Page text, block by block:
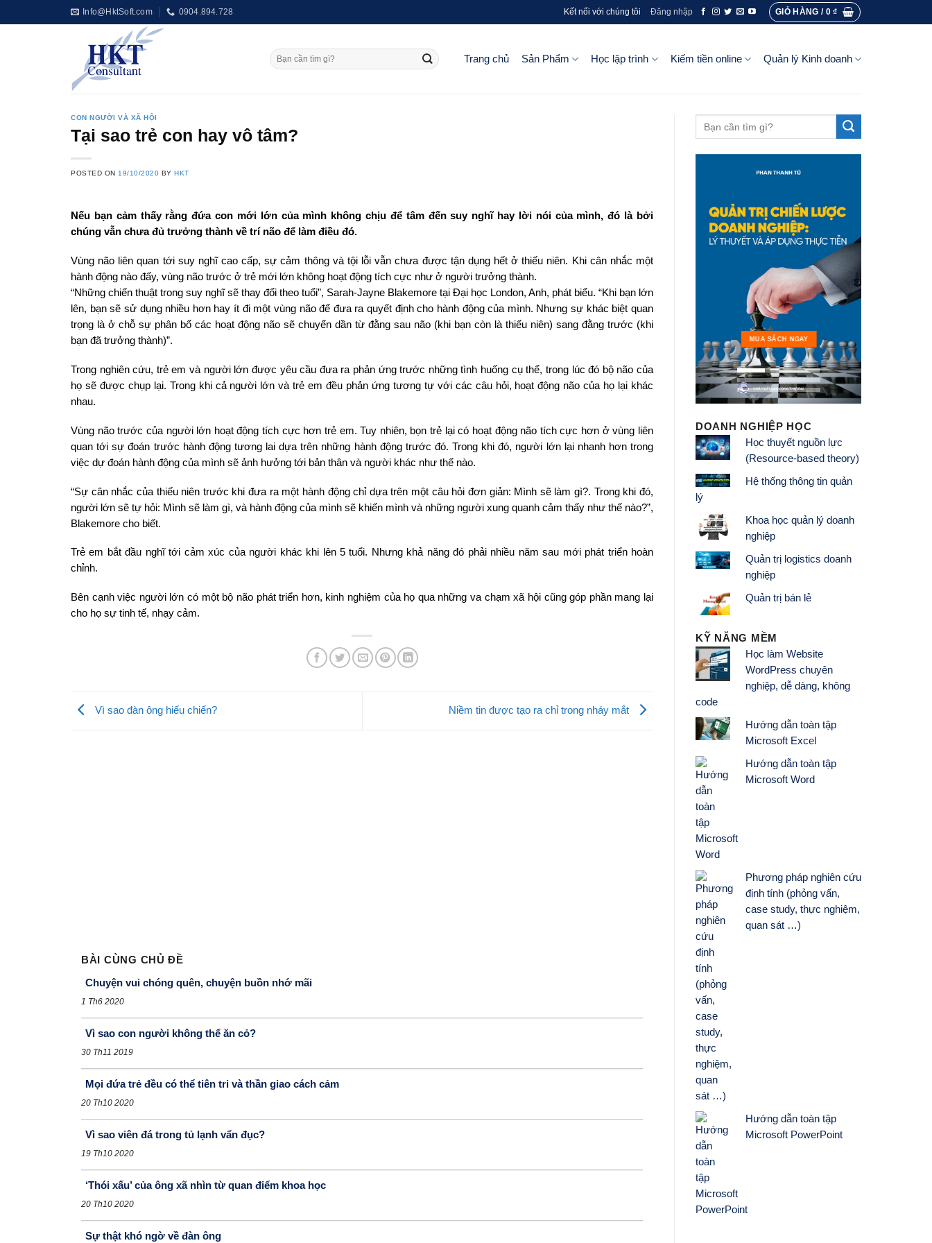
to
Info@HktSoft.com 0904.894.728 Kết nối với chúng tôi Đăng nhập GIỎ HÀNG / 0₫
Trang chủ Sản Phẩm Học lập trình Kiếm tiền online Quản lý Kinh doanh
CON NGƯỜI VÀ XÃ HỘI
Tại sao trẻ con hay vô tâm?
POSTED ON 19/10/2020 BYHKT
Nếu bạn cảm thấy rằng đứa con mới lớn của mình không chịu để tâm đến suy nghĩ hay lời nói của mình, đó là bởi
chúng vẫn chưa đủ trưởng thành về trí não để làm điều đó.
Vùng não liên quan tới suy nghĩ cao cấp, sự cảm thông và tội lỗi vẫn chưa được tận dụng hết ở thiếu niên. Khi cân nhắc một
hành động nào đấy, vùng não trước ở trẻ mới lớn không hoạt động tích cực như ở người trưởng thành.
“Những chiến thuật trong suy nghĩ sẽ thay đổi theo tuổi”, Sarah-Jayne Blakemore tại Đại học London, Anh, phát biểu. “Khi bạn lớn
lên, bạn sẽ sử dụng nhiều hơn hay ít đi một vùng não để đưa ra quyết định cho hành động của mình. Nhưng sự khác biệt quan
trọng là ở chỗ sự phân bổ các hoạt động não sẽ chuyển dần từ đằng sau não (khi bạn còn là thiếu niên) sang đằng trước (khi
bạn đã trưởng thành)”.
Trong nghiên cứu, trẻ em và người lớn được yêu cầu đưa ra phản ứng trước những tình huống cụ thể, trong lúc đó bộ não của
họ sẽ được chụp lại. Trong khi cả người lớn và trẻ em đều phản ứng tương tự với các câu hỏi, hoạt động não của họ lại khác
nhau.
Vùng não trước của người lớn hoạt động tích cực hơn trẻ em. Tuy nhiên, bọn trẻ lại có hoạt động não tích cực hơn ở vùng liên
quan tới sự đoán trước hành động tương lai dựa trên những hành động trước đó. Trong khi đó, người lớn lại nhanh hơn trong
việc dự đoán hành động của mình sẽ ảnh hưởng tới bản thân và người khác như thế nào.
“Sự cân nhắc của thiếu niên trước khi đưa ra một hành động chỉ dựa trên một câu hỏi đơn giản: Mình sẽ làm gì?. Trong khi đó,
người lớn sẽ tự hỏi: Mình sẽ làm gì, và hành động của mình sẽ khiến mình và những người xung quanh cảm thấy như thế nào?”,
Blakemore cho biết.
Trẻ em bắt đầu nghĩ tới cảm xúc của người khác khi lên 5 tuổi. Nhưng khả năng đó phải nhiều năm sau mới phát triển hoàn
chỉnh.
Bên cạnh việc người lớn có một bộ não phát triển hơn, kinh nghiệm của họ qua những va chạm xã hội cũng góp phần mang lại
cho họ sự tinh tế, nhạy cảm.
Vì sao đàn ông hiếu chiến? Niềm tin được tạo ra chỉ trong nháy mắt
BÀI CÙNG CHỦ ĐỀ
Chuyện vui chóng quên, chuyện buồn nhớ mãi
1 Th6 2020
Vì sao con người không thể ăn cỏ?
30 Th11 2019
Mọi đứa trẻ đều có thể tiên tri và thần giao cách cảm
20 Th10 2020
Vì sao viên đá trong tủ lạnh vẩn đục?
19 Th10 2020
‘Thói xấu’ của ông xã nhìn từ quan điểm khoa học
20 Th10 2020
Sự thật khó ngờ về đàn ông
MUA SÁCH NGAY
DOANH NGHIỆP HỌC
Học thuyết nguồn lực
(Resource-based theory)
Hệ thống thông tin quản
lý
Khoa học quản lý doanh
nghiệp
Quản trị logistics doanh
nghiệp
Quản trị bán lẻ
KỸ NĂNG MỀM
Học làm Website
WordPress chuyên
nghiệp, dễ dàng, không
code
Hướng dẫn toàn tập
Microsoft Excel
Hướng dẫn toàn tập
Microsoft Word
Phương pháp nghiên cứu
định tính (phỏng vấn,
case study, thực nghiệm,
quan sát …)
Hướng dẫn toàn tập
Microsoft PowerPoint